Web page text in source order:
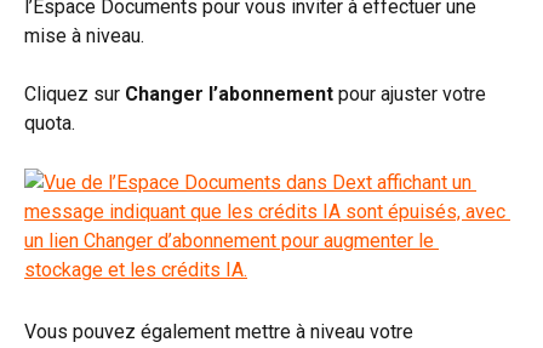
l’Espace Documents pour vous inviter à effectuer une
mise à niveau.
Cliquez sur Changer l’abonnement pour ajuster votre
quota.
Vous pouvez également mettre à niveau votre